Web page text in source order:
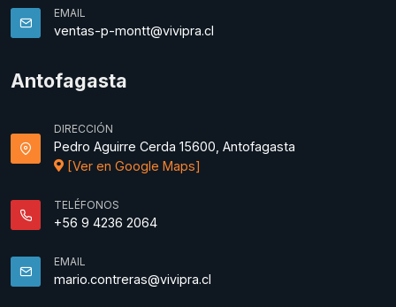
EMAIL
ventas-p-montt@vivipra.cl
Antofagasta
DIRECCIÓN
Pedro Aguirre Cerda 15600, Antofagasta
[Ver en Google Maps]
TELÉFONOS
+56 9 4236 2064
EMAIL
mario.contreras@vivipra.cl